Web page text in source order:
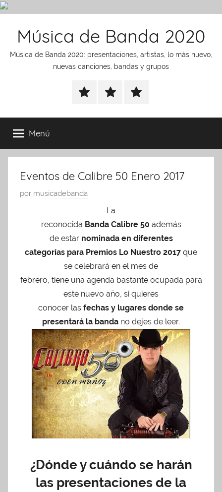
Música de Banda 2020
Música de Banda 2020: presentaciones, artistas, lo más nuevo,
nuevas canciones, bandas y grupos
presentaciones
noticiasArtistas
Menú
Eventos de Calibre 50 Enero 2017
P
d
por musicadebanda
La
reconocida Banda Calibre 50 además
de estar nominada en diferentes
categorías para Premios Lo Nuestro 2017 que
se celebrará en el mes de
febrero, tiene una agenda bastante ocupada para
este nuevo año, si quieres
conocer las fechas y lugares donde se
presentará la banda no dejes de leer.
¿Dónde y cuándo se harán
las presentaciones de la